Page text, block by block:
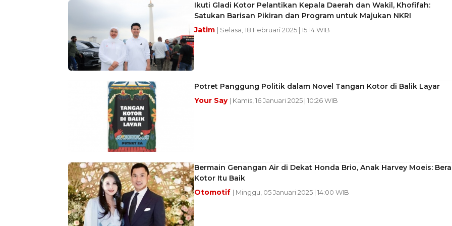
Ikuti Gladi Kotor Pelantikan Kepala Daerah dan Wakil, Khofifah:
Satukan Barisan Pikiran dan Program untuk Majukan NKRI
Jatim | Selasa, 18 Februari 2025 | 15:14 WIB
Potret Panggung Politik dalam Novel Tangan Kotor di Balik Layar
Your Say | Kamis, 16 Januari 2025 | 10:26 WIB
Bermain Genangan Air di Dekat Honda Brio, Anak Harvey Moeis:
Kotor Itu Baik
Otomotif | Minggu, 05 Januari 2025 | 14:00 WIB